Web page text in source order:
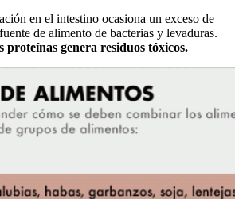
en el intestino ocasiona un exceso de
de alimento de bacterias y levaduras.
proteínas genera residuos tóxicos.